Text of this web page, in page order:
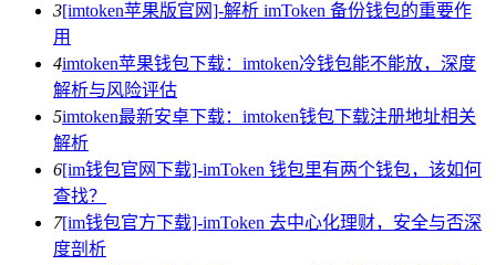
3[imtoken苹果版官网]-解析 imToken 备份钱包的重要作
用
4imtoken苹果钱包下载：imtoken冷钱包能不能放，深度
解析与风险评估
5imtoken最新安卓下载：imtoken钱包下载注册地址相关
解析
6[im钱包官网下载]-imToken 钱包里有两个钱包，该如何
查找？
7[im钱包官方下载]-imToken 去中心化理财，安全与否深
度剖析